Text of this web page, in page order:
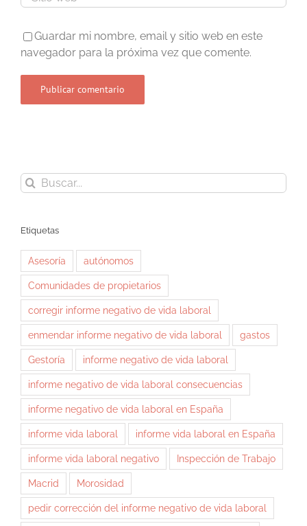
Guardar mi nombre, email y sitio web en este
navegador para la próxima vez que comente.
Buscar:
Etiquetas
Asesoría autónomos
Comunidades de propietarios
corregir informe negativo de vida laboral
enmendar informe negativo de vida laboral gastos
Gestoría informe negativo de vida laboral
informe negativo de vida laboral consecuencias
informe negativo de vida laboral en España
informe vida laboral informe vida laboral en España
informe vida laboral negativo Inspección de Trabajo
Macrid Morosidad
pedir corrección del informe negativo de vida laboral